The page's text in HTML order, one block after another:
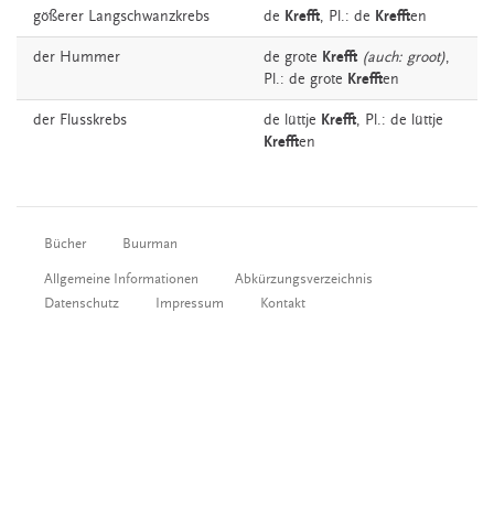
gößerer Langschwanzkrebs de Krefft, Pl.: de Krefften
der Hummer de grote Krefft (auch: groot),
Pl.: de grote Krefften
der Flusskrebs de lüttje Krefft, Pl.: de lüttje
Krefften
Bücher Buurman
Allgemeine Informationen
Abkürzungsverzeichnis
Datenschutz
Impressum Kontakt